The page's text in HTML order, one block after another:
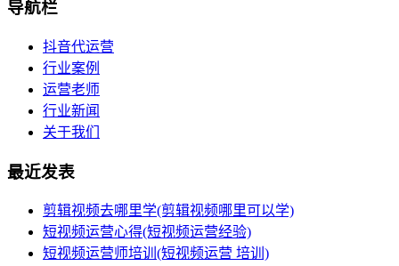
导航栏
抖音代运营
行业案例
运营老师
行业新闻
关于我们
最近发表
剪辑视频去哪里学(剪辑视频哪里可以学)
短视频运营心得(短视频运营经验)
短视频运营师培训(短视频运营 培训)